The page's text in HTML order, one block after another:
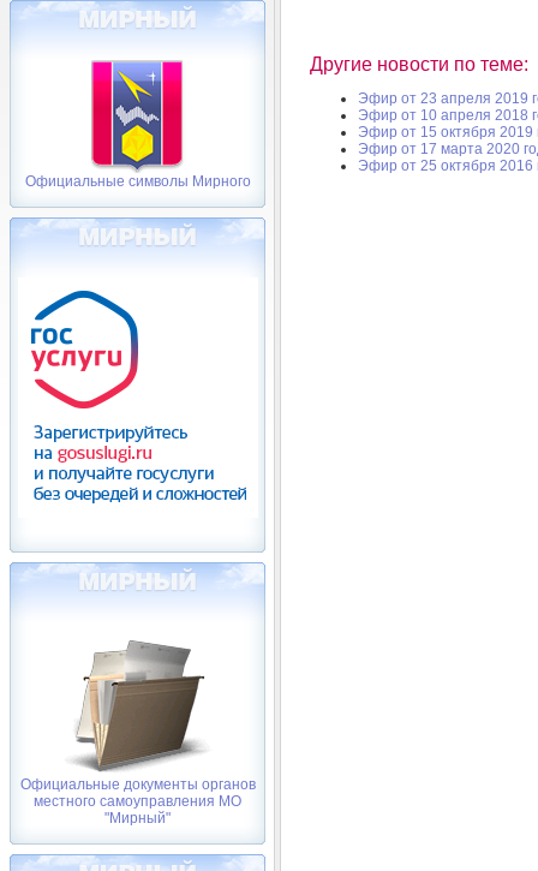
Официальные символы Мирного
Официальные документы органов
местного самоуправления МО
"Мирный"
Другие новости по теме:
Эфир от 23 апреля 2019
Эфир от 10 апреля 2018
Эфир от 15 октября 2019
Эфир от 17 марта 2020
Эфир от 25 октября 2016